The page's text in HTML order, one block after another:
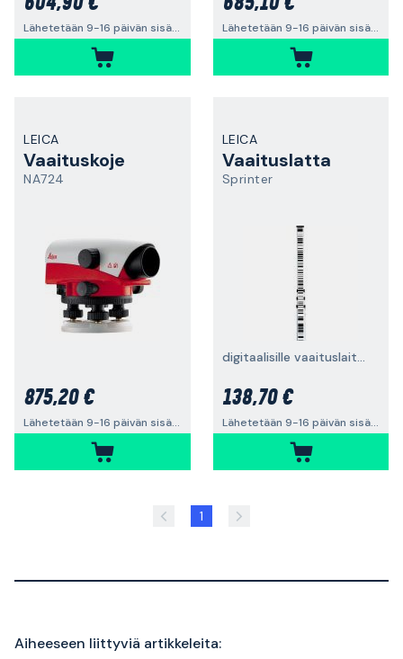
Lähetetään 9-16 päivän sisällä Lähetetään 9-16 päivän sisällä
LEICA
Vaaituskoje
NA724
875,20 €
Lähetetään 9-16 päivän sisällä
LEICA
Vaaituslatta
Sprinter
digitaalisille vaaituslaitteille
138,70 €
Lähetetään 9-16 päivän sisällä
1
Aiheeseen liittyviä artikkeleita: